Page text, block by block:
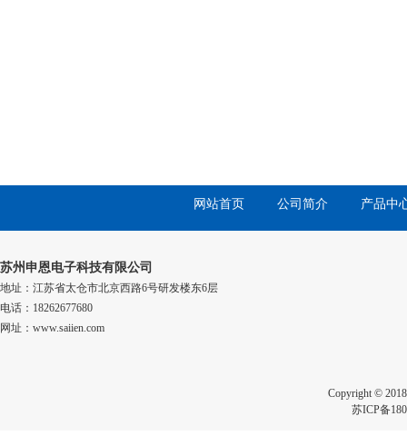
网站首页 公司简介 产品中
苏州申恩电子科技有限公司
地址：江苏省太仓市北京西路6号研发楼东6层
电话：18262677680
网址：www.saiien.com
Copyright ©
苏ICP备